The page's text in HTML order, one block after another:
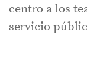
centro a los
servicio